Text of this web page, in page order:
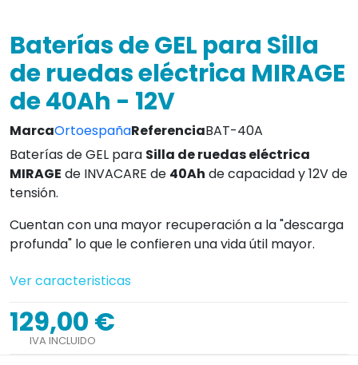
Baterías de GEL para Silla
de ruedas eléctrica MIRAGE
de 40Ah - 12V
MarcaOrtoespañaReferenciaBAT-40A
Baterías de GEL para Silla de ruedas eléctrica
MIRAGE de INVACARE de 40Ah de capacidad y 12V de
tensión.
Cuentan con una mayor recuperación a la "descarga
profunda" lo que le confieren una vida útil mayor.
Ver caracteristicas
129,00 €
IVA INCLUIDO